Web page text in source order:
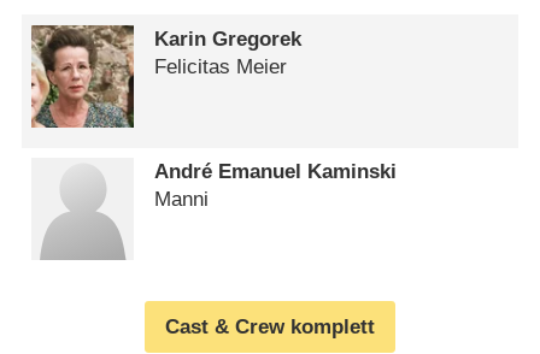
Karin Gregorek
Felicitas Meier
André Emanuel Kaminski
Manni
Cast & Crew komplett